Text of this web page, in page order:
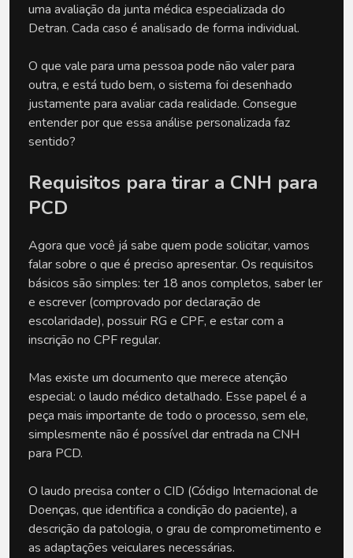
uma avaliação da junta médica especializada do
Detran. Cada caso é analisado de forma individual.
O que vale para uma pessoa pode não valer para
outra, e está tudo bem, o sistema foi desenhado
justamente para avaliar cada realidade. Consegue
entender por que essa análise personalizada faz
sentido?
Requisitos para tirar a CNH para
PCD
Agora que você já sabe quem pode solicitar, vamos
falar sobre o que é preciso apresentar. Os requisitos
básicos são simples: ter 18 anos completos, saber ler
e escrever (comprovado por declaração de
escolaridade), possuir RG e CPF, e estar com a
inscrição no CPF regular.
Mas existe um documento que merece atenção
especial: o laudo médico detalhado. Esse papel é a
peça mais importante de todo o processo, sem ele,
simplesmente não é possível dar entrada na CNH
para PCD.
O laudo precisa conter o CID (Código Internacional de
Doenças, que identifica a condição do paciente), a
descrição da patologia, o grau de comprometimento e
as adaptações veiculares necessárias.